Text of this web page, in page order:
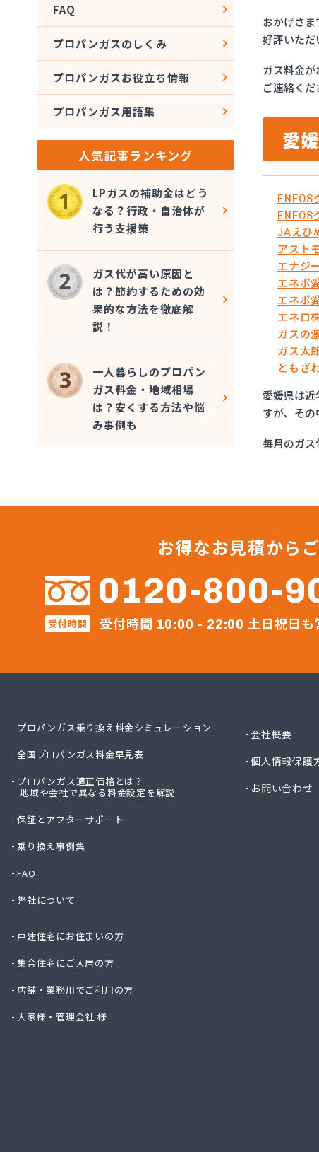
おかげさ
好評いただ
ガス料金
ご連絡くだ
愛
JAえひ
アスト
エナジ
エネポ
エネポ
エネロ
ガスの
ガス太
ともざ
みづほ
一般社
愛媛日
旭物産
伊藤忠
越智商店
越智燃
葛西産
株式会
株式会
株式会
株式会
株式会
株式会
愛媛県は
すが、その
毎月のガス
FAQ
プロパンガスのしくみ
プロパンガスお役立ち情報
プロパンガス用語集
人気記事ランキング
LPガスの補助金はどう
なる？行政・自治体が
行う支援策
ガス代が高い原因と
は？節約するための効
果的な方法を徹底解
説！
一人暮らしのプロパン
ガス料金・地域相場
は？安くする方法や悩
み事例も
お得なお見積から
0120-800-
受付時間 受付時間 10:00 - 22:00 土日祝日も
プロパンガス乗り換え料金シミュレーション
全国プロパンガス料金早見表
プロパンガス適正価格とは？
地域や会社で異なる料金設定を解説
保証とアフターサポート
乗り換え事例集
FAQ
弊社について
戸建住宅にお住まいの方
集合住宅にご入居の方
店舗・業務用でご利用の方
大家様・管理会社 様
会社概要
個人情報保護
お問い合わせ